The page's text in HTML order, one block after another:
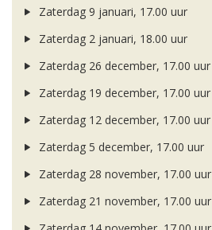
Zaterdag 9 januari, 17.00 uur
Zaterdag 2 januari, 18.00 uur
Zaterdag 26 december, 17.00 uur
Zaterdag 19 december, 17.00 uur
Zaterdag 12 december, 17.00 uur
Zaterdag 5 december, 17.00 uur
Zaterdag 28 november, 17.00 uur
Zaterdag 21 november, 17.00 uur